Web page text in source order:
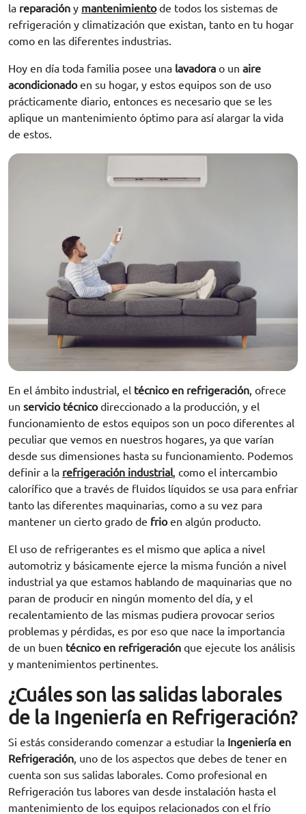
la reparación y mantenimientode todos los sistemas de
refrigeración y climatización que existan, tanto en tu hogar
como en las diferentes industrias.
Hoy en día toda familia posee una lavadora o un aire
acondicionadoen su hogar, y estos equipos son de uso
prácticamente diario, entonces es necesario que se les
aplique un mantenimiento óptimo para así alargar la vida
de estos.
En el ámbito industrial, el técnico en refrigeración, ofrece
un servicio técnicodireccionado a la producción, y el
funcionamiento de estos equipos son un poco diferentes al
peculiar que vemos en nuestros hogares, ya que varían
desde sus dimensiones hasta su funcionamiento. Podemos
definir a la refrigeración industrial, como el intercambio
calorífico que a través de fluidos líquidos se usa para enfriar
tanto las diferentes maquinarias, como a su vez para
mantener un cierto grado de frioen algún producto.
El uso de refrigerantes es el mismo que aplica a nivel
automotriz y básicamente ejerce la misma función a nivel
industrial ya que estamos hablando de maquinarias que no
paran de producir en ningún momento del día, y el
recalentamiento de las mismas pudiera provocar serios
problemas y pérdidas, es por eso que nace la importancia
de un buen técnico en refrigeración que ejecute los análisis
y mantenimientos pertinentes.
¿Cuáles son las salidas laborales
de la Ingeniería en Refrigeración?
Si estás considerando comenzar a estudiar la Ingeniería en
Refrigeración, uno de los aspectos que debes de tener en
cuenta son sus salidas laborales. Como profesional en
Refrigeración tus labores van desde instalación hasta el
mantenimiento de los equipos relacionados con el frío